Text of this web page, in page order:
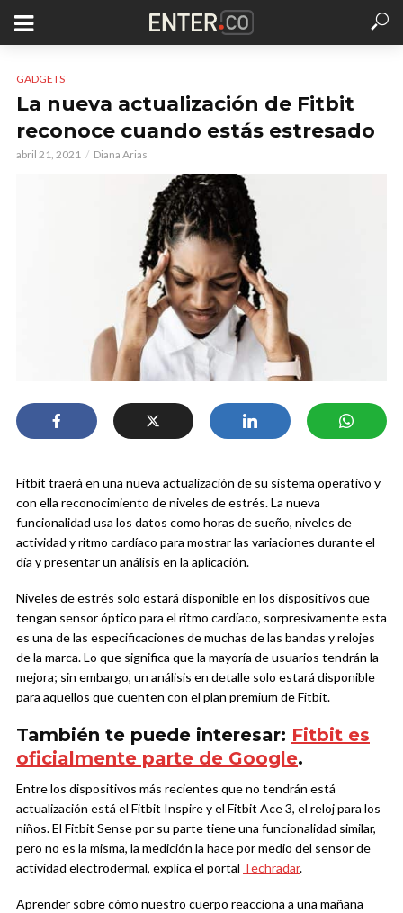
GADGETS
La nueva actualización de Fitbit
reconoce cuando estás estresado
abril 21, 2021 Diana Arias
Fitbit traerá en una nueva actualización de su sistema operativo y
con ella reconocimiento de niveles de estrés. La nueva
funcionalidad usa los datos como horas de sueño, niveles de
actividad y ritmo cardíaco para mostrar las variaciones durante el
día y presentar un análisis en la aplicación.
Niveles de estrés solo estará disponible en los dispositivos que
tengan sensor óptico para el ritmo cardíaco, sorpresivamente esta
es una de las especificaciones de muchas de las bandas y relojes
de la marca. Lo que significa que la mayoría de usuarios tendrán la
mejora; sin embargo, un análisis en detalle solo estará disponible
para aquellos que cuenten con el plan premium de Fitbit.
También te puede interesar: Fitbit es
oficialmente parte de Google.
Entre los dispositivos más recientes que no tendrán está
actualización está el Fitbit Inspire y el Fitbit Ace 3, el reloj para los
niños. El Fitbit Sense por su parte tiene una funcionalidad similar,
pero no es la misma, la medición la hace por medio del sensor de
actividad electrodermal, explica el portal Techradar.
Aprender sobre cómo nuestro cuerpo reacciona a una mañana